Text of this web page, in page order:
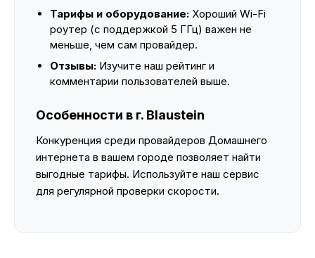
Тарифы и оборудование: Хороший Wi-Fi
роутер (с поддержкой 5 ГГц) важен не
меньше, чем сам провайдер.
Отзывы: Изучите наш рейтинг и
комментарии пользователей выше.
Особенности в г. Blaustein
Конкуренция среди провайдеров Домашнего
интернета в вашем городе позволяет найти
выгодные тарифы. Используйте наш сервис
для регулярной проверки скорости.